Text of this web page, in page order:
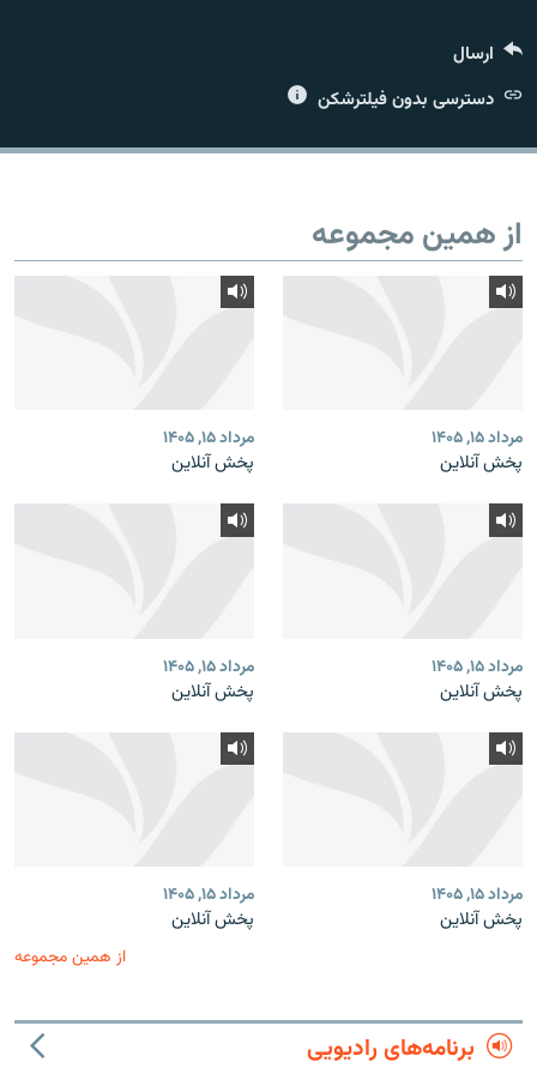
زبان‌های دیگر
ارسال
دسترسی بدون فیلترشکن
از همین مجموعه
مرداد ۱۵, ۱۴۰۵
پخش آنلاین
مرداد ۱۵, ۱۴۰۵
پخش آنلاین
مرداد ۱۵, ۱۴۰۵
پخش آنلاین
مرداد ۱۵, ۱۴۰۵
پخش آنلاین
مرداد ۱۵, ۱۴۰۵
پخش آنلاین
مرداد ۱۵, ۱۴۰۵
پخش آنلاین
از همین مجموعه
برنامه‌های رادیویی